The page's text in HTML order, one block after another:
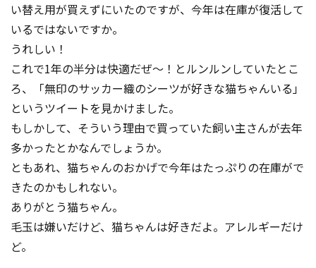
い替え用が買えずにいたのですが、今年は在庫が復活して
いるではないですか。
うれしい！
これで1年の半分は快適だぜ〜！とルンルンしていたとこ
ろ、「無印のサッカー織のシーツが好きな猫ちゃんいる」
というツイートを見かけました。
もしかして、そういう理由で買っていた飼い主さんが去年
多かったとかなんでしょうか。
ともあれ、猫ちゃんのおかげで今年はたっぷりの在庫がで
きたのかもしれない。
ありがとう猫ちゃん。
毛玉は嫌いだけど、猫ちゃんは好きだよ。アレルギーだけ
ど。